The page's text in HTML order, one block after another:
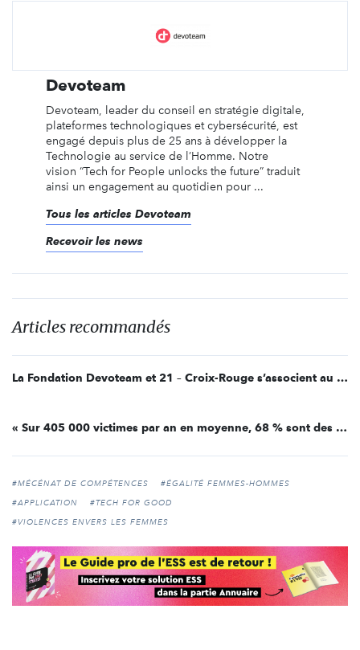
Devoteam
Devoteam, leader du conseil en stratégie digitale,
plateformes technologiques et cybersécurité, est
engagé depuis plus de 25 ans à développer la
Technologie au service de l’Homme. Notre
vision “Tech for People unlocks the future” traduit
ainsi un engagement au quotidien pour ...
Tous les articles Devoteam
Recevoir les news
Articles recommandés
La Fondation Devoteam et 21 – Croix-Rouge s’associent au service de l’innovation sociale
« Sur 405 000 victimes par an en moyenne, 68 % sont des femmes » : interview de Muriel Reus, Femmes Avec...
#MÉCÉNAT DE COMPÉTENCES
#ÉGALITÉ FEMMES-HOMMES
#APPLICATION
#TECH FOR GOOD
#VIOLENCES ENVERS LES FEMMES